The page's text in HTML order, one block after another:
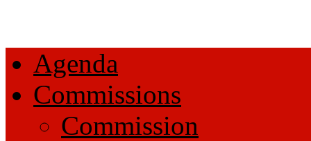
Agenda
Commissions
Commission